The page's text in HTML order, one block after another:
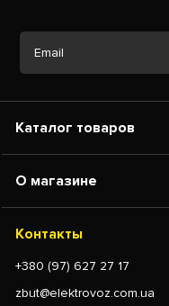
Каталог товаров
О магазине
Контакты
+380 (97) 627 27 17
zbut@elektrovoz.com.ua